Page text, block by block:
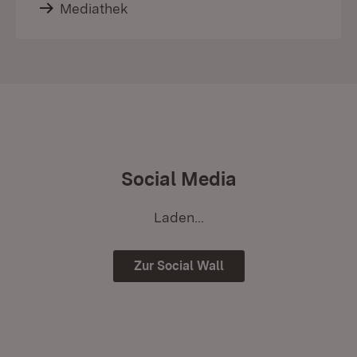
Mediathek
Social Media
Laden...
Zur Social Wall